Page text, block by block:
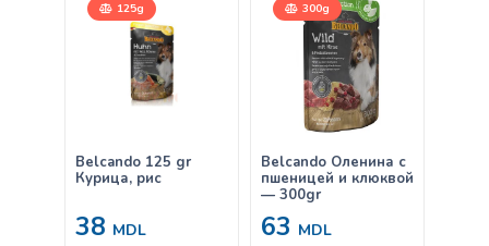
125g
Belcando 125 gr
Курица, рис
38 MDL
300g
Belcando Оленина с
пшеницей и клюквой
— 300gr
63 MDL